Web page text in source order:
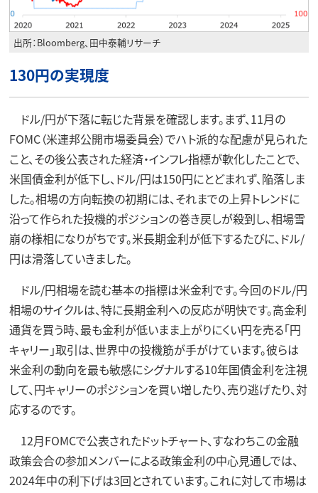
出所：Bloomberg、田中泰輔リサーチ
130円の実現度
ドル/円が下落に転じた背景を確認します。まず、11月の
FOMC（米連邦公開市場委員会）でハト派的な配慮が見られた
こと、その後公表された経済・インフレ指標が軟化したことで、
米国債金利が低下し、ドル/円は150円にとどまれず、陥落しま
した。相場の方向転換の初期には、それまでの上昇トレンドに
沿って作られた投機的ポジションの巻き戻しが殺到し、相場雪
崩の様相になりがちです。米長期金利が低下するたびに、ドル/
円は滑落していきました。
ドル/円相場を読む基本の指標は米金利です。今回のドル/円
相場のサイクルは、特に長期金利への反応が明快です。高金利
通貨を買う時、最も金利が低いまま上がりにくい円を売る「円
キャリー」取引は、世界中の投機筋が手がけています。彼らは
米金利の動向を最も敏感にシグナルする10年国債金利を注視
して、円キャリーのポジションを買い増したり、売り逃げたり、対
応するのです。
12月FOMCで公表されたドットチャート、すなわちこの金融
政策会合の参加メンバーによる政策金利の中心見通しでは、
2024年中の利下げは3回とされています。これに対して市場は